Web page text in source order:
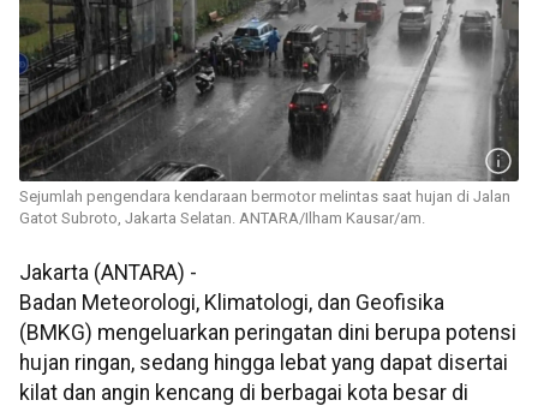
Sejumlah pengendara kendaraan bermotor melintas saat hujan di Jalan
Gatot Subroto, Jakarta Selatan. ANTARA/Ilham Kausar/am.
Jakarta (ANTARA) -
Badan Meteorologi, Klimatologi, dan Geofisika
(BMKG) mengeluarkan peringatan dini berupa potensi
hujan ringan, sedang hingga lebat yang dapat disertai
kilat dan angin kencang di berbagai kota besar di